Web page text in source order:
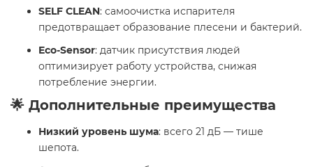
SELF CLEAN: самоочистка испарителя
предотвращает образование плесени и бактерий.
Eco-Sensor: датчик присутствия людей
оптимизирует работу устройства, снижая
потребление энергии.
🌟 Дополнительные преимущества
Низкий уровень шума: всего 21 дБ — тише
шепота.